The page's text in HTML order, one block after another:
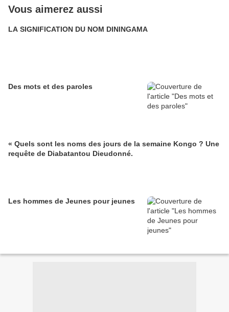
Vous aimerez aussi
LA SIGNIFICATION DU NOM DININGAMA
Des mots et des paroles
« Quels sont les noms des jours de la semaine Kongo ? Une
requête de Diabatantou Dieudonné.
Les hommes de Jeunes pour jeunes